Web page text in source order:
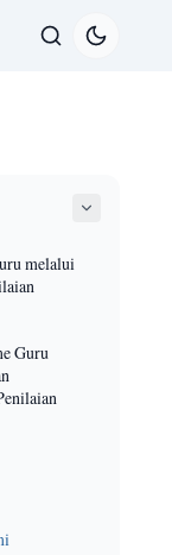
melalui
Guru